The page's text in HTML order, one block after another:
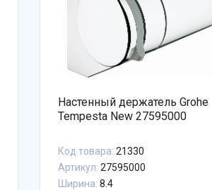
Настенный держатель Grohe
Tempesta New 27595000
Код товара: 21330
Артикул: 27595000
Ширина: 8.4